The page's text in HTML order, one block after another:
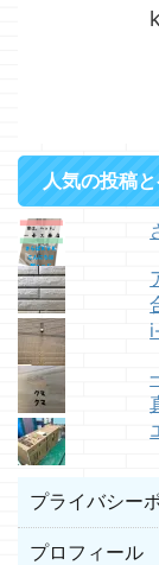
人気の投稿
プライバシー
プロフィール